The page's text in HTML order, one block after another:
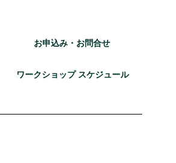
お申込み・お問合せ
ワークショップ スケジュール